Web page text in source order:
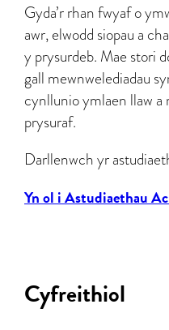
Gyda’r rhan fwyaf o
awr, elwodd siopau a
y prysurdeb. Mae stori
gall mewnwelediadau
cynllunio ymlaen llaw a
prysuraf.
Darllenwch yr
Yn ol i Astudiaethau
Cyfreithiol